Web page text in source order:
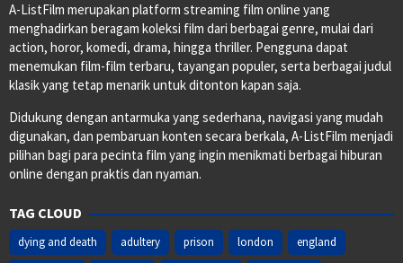
A-ListFilm merupakan platform streaming film online yang
menghadirkan beragam koleksi film dari berbagai genre, mulai dari
action, horor, komedi, drama, hingga thriller. Pengguna dapat
menemukan film-film terbaru, tayangan populer, serta berbagai judul
klasik yang tetap menarik untuk ditonton kapan saja.
Didukung dengan antarmuka yang sederhana, navigasi yang mudah
digunakan, dan pembaruan konten secara berkala, A-ListFilm menjadi
pilihan bagi para pecinta film yang ingin menikmati berbagai hiburan
online dengan praktis dan nyaman.
TAG CLOUD
dying and death adultery prison london
england